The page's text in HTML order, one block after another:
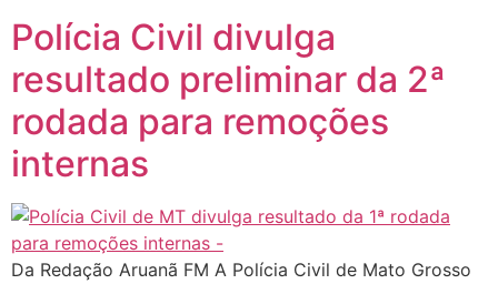
Polícia Civil divulga
resultado preliminar da 2ª
rodada para remoções
internas
Da Redação Aruanã FM A Polícia Civil de Mato Grosso